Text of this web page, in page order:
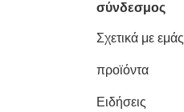
σύνδεσμος
Σχετικά με εμάς
προϊόντα
Ειδήσεις